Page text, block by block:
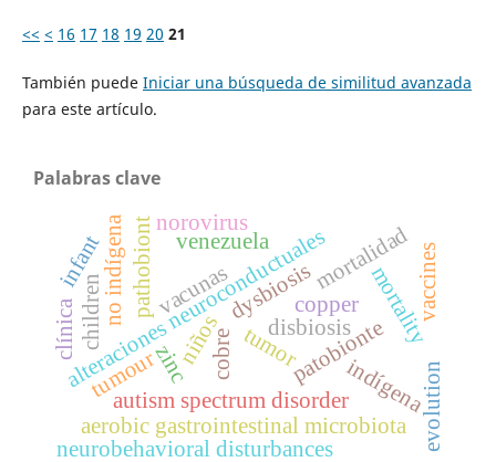
<< < 16 17 18 19 20 21
También puede Iniciar una búsqueda de similitud avanzada
para este artículo.
Palabras clave
cobre
zinc
disbiosis
alteraciones neuroconductualespatobionte
autism spectrum disorder
copper
aerobic gastrointestinal microbiota
dysbiosis
neurobehavioral disturbances
pathobiont mortalidad
indígena
no indígena
niños
venezuela
mortality
children vacunas
norovirus
vaccines
tumor
tumour
infant
clínica
evolution